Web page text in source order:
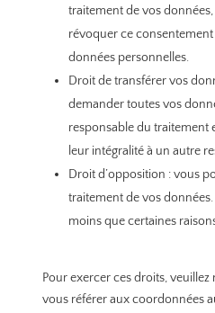
traitement de vos
révoquer ce
données personnelles.
Droit de transférer vos
demander toutes vos
responsable du traitement
leur intégralité à un autre
Droit d’opposition : vous
traitement de vos
moins que certaines
Pour exercer ces droits,
vous référer aux coordonnées